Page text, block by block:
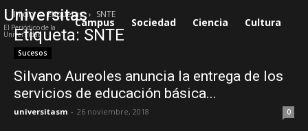
Universitas
El Periódico de la
Universidad
Campus Sociedad Ciencia Cultura
Inicio Etiquetas SNTE
Etiqueta: SNTE
Sucesos
Silvano Aureoles anuncia la entrega de los
servicios de educación básica...
universitasm - 26 noviembre, 2018 0